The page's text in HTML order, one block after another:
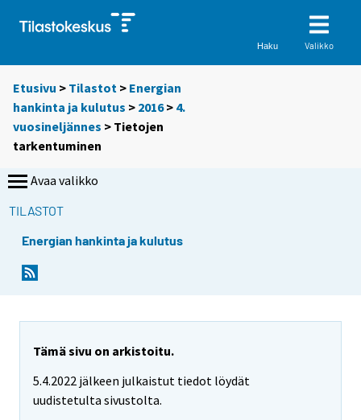
Haku Valikko
Etusivu > Tilastot > Energian
hankinta ja kulutus > 2016> 4.
vuosineljännes > Tietojen
tarkentuminen
Avaa valikko
TILASTOT
Energian hankinta ja kulutus
Tämä sivu on arkistoitu.
5.4.2022 jälkeen julkaistut tiedot löydät
uudistetulta sivustolta.